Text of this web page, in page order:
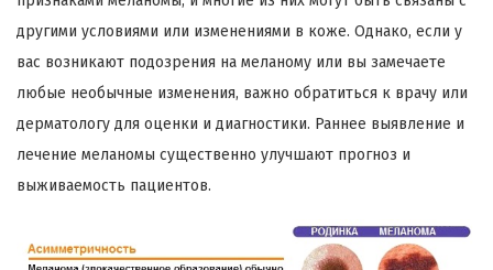
другими условиями или изменениями в коже. Однако, если у
вас возникают подозрения на меланому или вы замечаете
любые необычные изменения, важно обратиться к врачу или
дерматологу для оценки и диагностики. Раннее выявление и
лечение меланомы существенно улучшают прогноз и
выживаемость пациентов.